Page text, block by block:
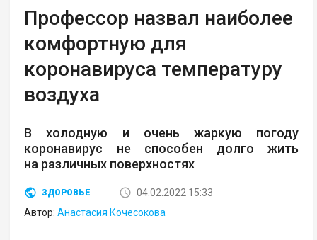
Профессор назвал наиболее
комфортную для
коронавируса температуру
воздуха
В холодную и очень жаркую погоду
коронавирус не способен долго жить
на различных поверхностях
ЗДОРОВЬЕ
04.02.2022 15:33
Автор:Анастасия Кочесокова